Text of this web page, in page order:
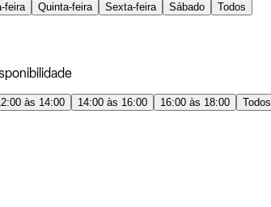
feira Quinta-feira Sexta-feira Sábado Todos
às 14:00 14:00 às 16:00 16:00 às 18:00
Todos